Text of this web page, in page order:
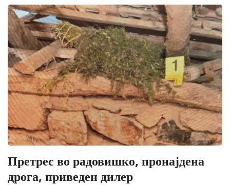
Претрес во радовишко, пронајдена
дрога, приведен дилер